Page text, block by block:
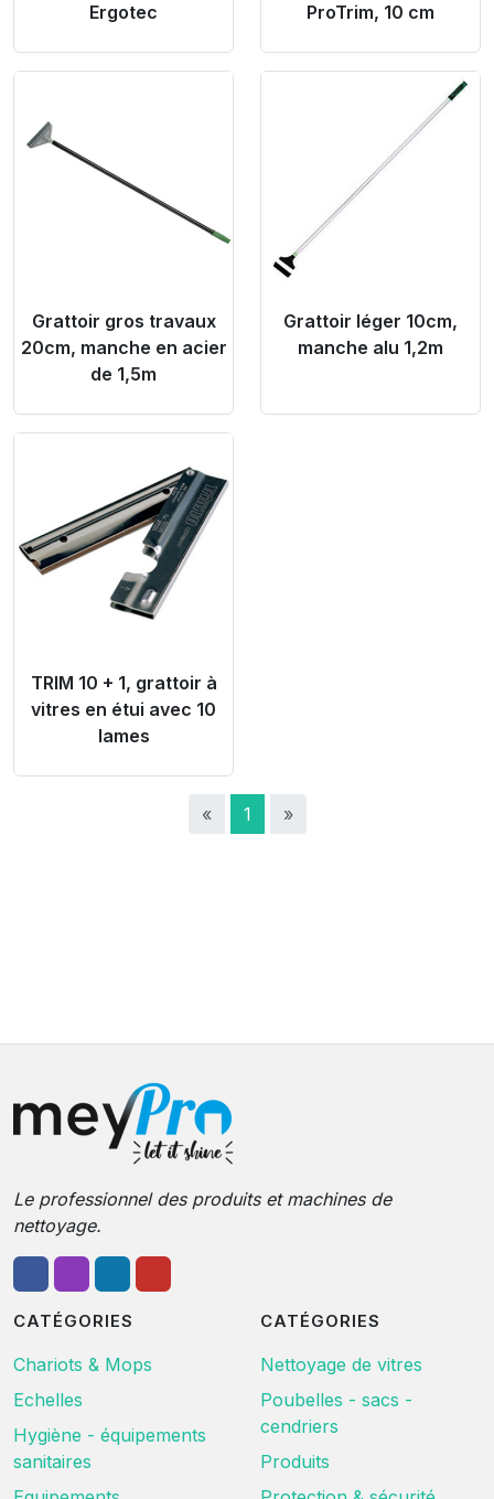
Ergotec
ProTrim, 10 cm
Grattoir gros travaux
20cm, manche en acier
de 1,5m
Grattoir léger 10cm,
manche alu 1,2m
TRIM 10 + 1, grattoir à
vitres en étui avec 10
lames
« 1 »
Le professionnel des produits et machines de
nettoyage.
CATÉGORIES
Chariots & Mops
Echelles
Hygiène - équipements
sanitaires
CATÉGORIES
Nettoyage de vitres
Poubelles - sacs -
cendriers
Produits